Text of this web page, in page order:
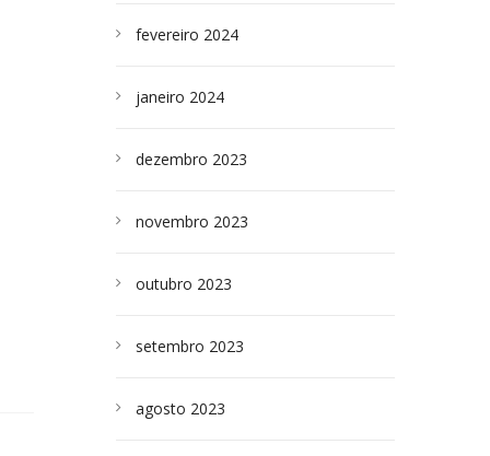
fevereiro 2024
janeiro 2024
dezembro 2023
novembro 2023
outubro 2023
setembro 2023
agosto 2023